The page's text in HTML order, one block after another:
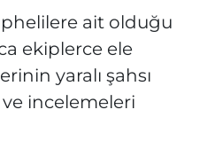
ait olduğu
ekiplerce ele
yaralı şahsı
incelemeleri